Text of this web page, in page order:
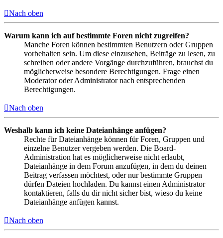
Nach oben
Warum kann ich auf bestimmte Foren nicht zugreifen?
Manche Foren können bestimmten Benutzern oder Gruppen
vorbehalten sein. Um diese einzusehen, Beiträge zu lesen, zu
schreiben oder andere Vorgänge durchzuführen, brauchst du
möglicherweise besondere Berechtigungen. Frage einen
Moderator oder Administrator nach entsprechenden
Berechtigungen.
Nach oben
Weshalb kann ich keine Dateianhänge anfügen?
Rechte für Dateianhänge können für Foren, Gruppen und
einzelne Benutzer vergeben werden. Die Board-
Administration hat es möglicherweise nicht erlaubt,
Dateianhänge in dem Forum anzufügen, in dem du deinen
Beitrag verfassen möchtest, oder nur bestimmte Gruppen
dürfen Dateien hochladen. Du kannst einen Administrator
kontaktieren, falls du dir nicht sicher bist, wieso du keine
Dateianhänge anfügen kannst.
Nach oben